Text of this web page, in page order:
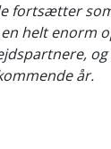
fortsætter
helt enorm
år.